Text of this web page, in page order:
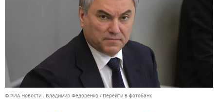
© РИА Новости . Владимир Федоренко Перейти в фотобанк